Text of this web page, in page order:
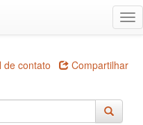
contato Compartilhar